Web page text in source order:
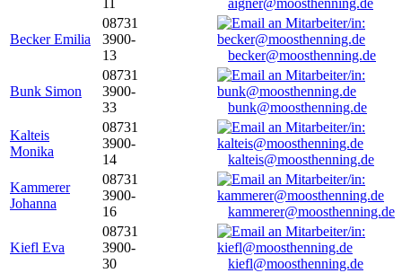
aigner@moosthenning.de
Becker Emilia
08731
3900-
13
becker@moosthenning.de
Bunk Simon
08731
3900-
33
bunk@moosthenning.de
Kalteis
Monika
08731
3900-
14
kalteis@moosthenning.de
Kammerer
Johanna
08731
3900-
16
kammerer@moosthenning.de
Kiefl Eva
08731
3900-
30
kiefl@moosthenning.de